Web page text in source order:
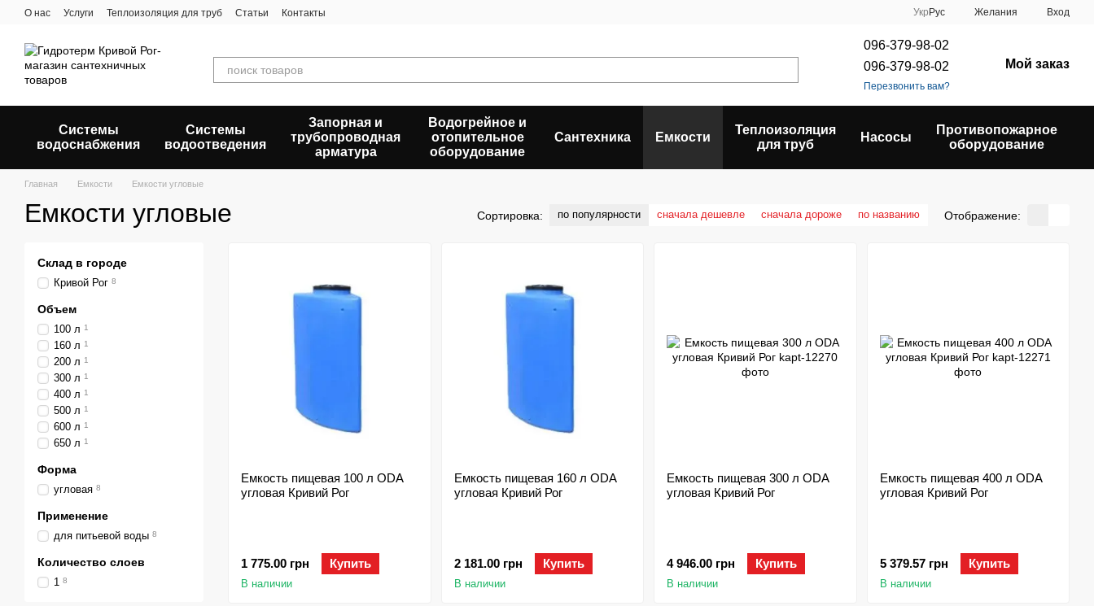
Перейти к основному контенту
О нас Услуги Теплоизоляция для труб Статьи Контакты Укр Рус Желания Вход
096-379-98-02
096-379-98-02
Перезвонить вам?
Мой заказ
Системы
водоснабжения
Системы
водоотведения
Запорная и
трубопроводная
арматура
Водогрейное и
отопительное
оборудование
Сантехника Емкости
Теплоизоляция
для труб
Насосы
Противопожарное
оборудование
Главная Емкости Емкости угловые
Емкости угловые Сортировка: по популярности сначала дешевле сначала дороже по названию Отображение:
Емкость пищевая 100 л ODA
угловая Кривий Рог
1 775.00 грн Купить
В наличии
Емкость пищевая 160 л ODA
угловая Кривий Рог
2 181.00 грн Купить
В наличии
Емкость пищевая 300 л ODA
угловая Кривий Рог
4 946.00 грн Купить
В наличии
Емкость пищевая 400 л ODA
угловая Кривий Рог
5 379.57 грн Купить
В наличии
Склад в городе
Кривой Рог 8
Объем
100 л 1
160 л 1
200 л 1
300 л 1
400 л 1
500 л 1
600 л 1
650 л 1
Форма
угловая 8
Применение
для питьевой воды 8
Количество слоев
1 8